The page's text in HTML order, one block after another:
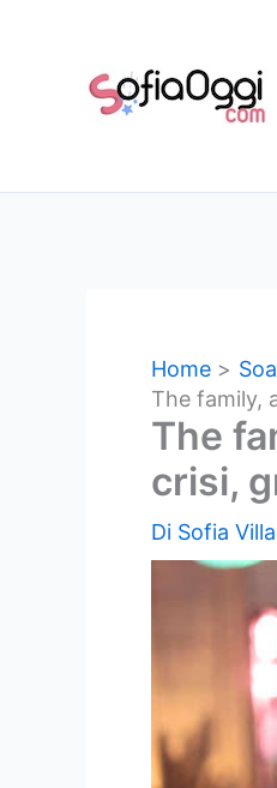
contenuto
Home
The family,
The
crisi,
Di Sofia